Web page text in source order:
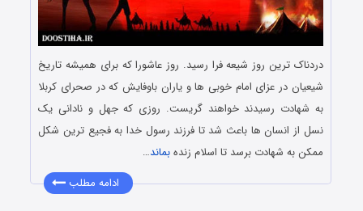
دردناک ترین روز شیعه فرا رسید. روز عاشورا که برای همیشه تاریخ
شیعیان در عزای امام خوبی ها و یاران باوفایش که در صحرای کربلا
به شهادت رسیدند خواهند گریست. روزی که جهل و نادانی یک
نسل از انسان ها باعث شد تا فرزند رسول خدا به فجیع ترین شکل
ممکن به شهادت برسد تا اسلام زندهبماند…
ادامه مطلب